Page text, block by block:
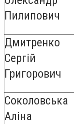
Пилипович
Дмитренко
Сергій
Григорович
Соколовська
Аліна